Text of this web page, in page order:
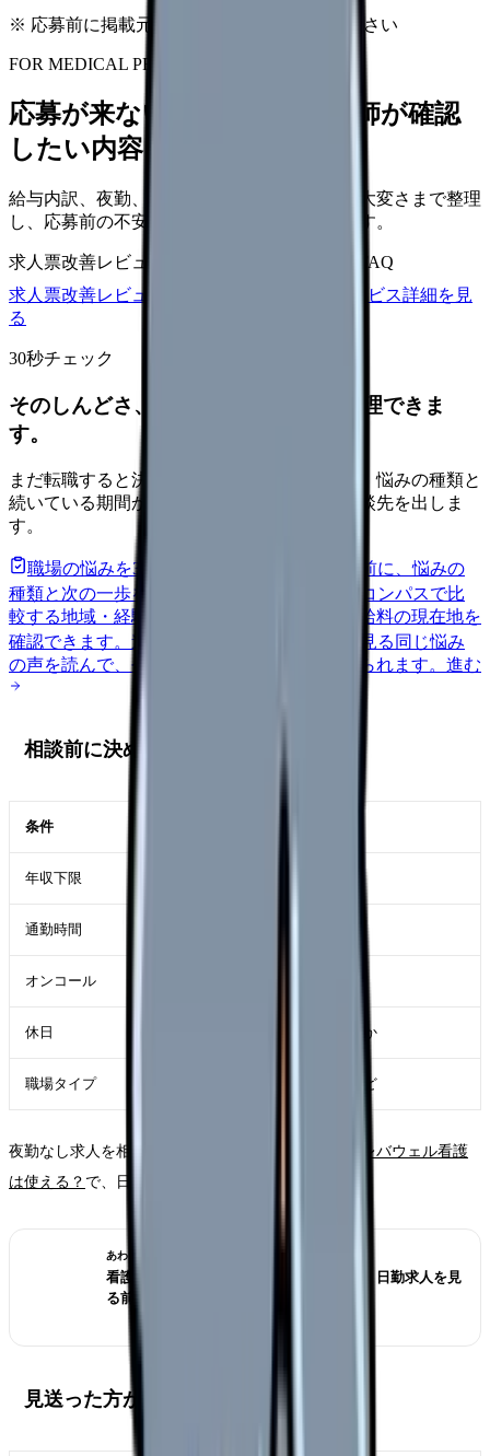
※ 応募前に掲載元の最新情報を確認してください
FOR MEDICAL PROVIDERS
応募が来ない求人票を、看護師が確認
したい内容に直せます
給与内訳、夜勤、休日、教育、職場の正直な大変さまで整理
し、応募前の不安を減らす求人票へ改善します。
求人票改善レビュー
応募前FAQ
求人票改善レビューの見積もりを依頼
サービス詳細を見
る
30秒チェック
そのしんどさ、転職すべきサインか整理できま
す。
まだ転職すると決めていなくても大丈夫です。悩みの種類と
続いている期間から、次に見るべき記事と相談先を出しま
す。
職場の悩みを30秒で診断
辞めるべきか迷う前に、悩みの
種類と次の一歩を整理します。
給料コンパスで比
較する地域・経験年数・施設形態から、今の給料の現在地を
確認できます。 進む 匿名掲示板で本音を見る 同じ悩み
の声を読んで、今の職場だけの問題か確かめられます。 進む
相談前に決める条件
条件
年収下限
通勤時間
オンコール
休日 土日休み希望か、平日休みも可か
職場タイプ 外来、クリニック、訪問看護など
夜勤なし求人を相談する前に、
夜勤なしで探すならレバウェル看護
は使える？ で、日勤求人の確認項目を整理できます。
あわせて読みたい
看護師が夜勤なしにすると給料は下がる？日勤求人を見
る前の収入チェック
見送った方がよい求人のサイン